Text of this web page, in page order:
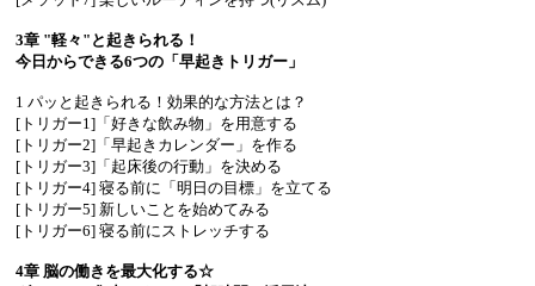
3章 "軽々"と起きられる！
今日からできる6つの「早起きトリガー」
1 パッと起きられる！効果的な方法とは？
[トリガー1]「好きな飲み物」を用意する
[トリガー2]「早起きカレンダー」を作る
[トリガー3]「起床後の行動」を決める
[トリガー4] 寝る前に「明日の目標」を立てる
[トリガー5] 新しいことを始めてみる
[トリガー6] 寝る前にストレッチする
4章 脳の働きを最大化する☆